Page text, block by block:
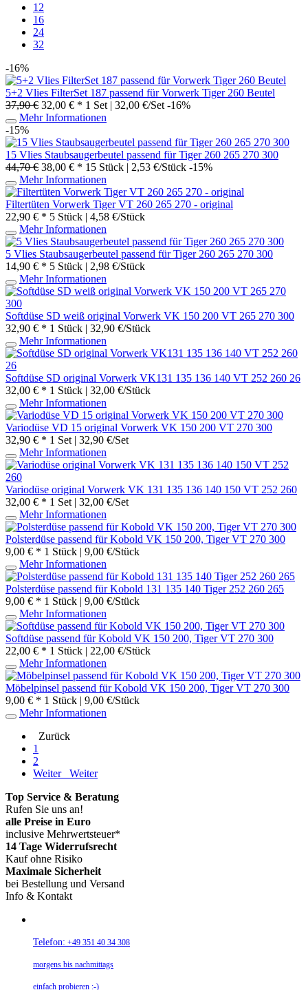
12
16
24
32
-16%
5+2 Vlies FilterSet 187 passend für Vorwerk Tiger 260 Beutel
37,90 € 32,00 € * 1 Set | 32,00 €/Set -16%
Mehr Informationen
-15%
15 Vlies Staubsaugerbeutel passend für Tiger 260 265 270 300
44,70 € 38,00 € * 15 Stück | 2,53 €/Stück -15%
Mehr Informationen
Filtertüten Vorwerk Tiger VT 260 265 270 - original
22,90 € * 5 Stück | 4,58 €/Stück
Mehr Informationen
5 Vlies Staubsaugerbeutel passend für Tiger 260 265 270 300
14,90 € * 5 Stück | 2,98 €/Stück
Mehr Informationen
Softdüse SD weiß original Vorwerk VK 150 200 VT 265 270 300
32,90 € * 1 Stück | 32,90 €/Stück
Mehr Informationen
Softdüse SD original Vorwerk VK131 135 136 140 VT 252 260 26
32,00 € * 1 Stück | 32,00 €/Stück
Mehr Informationen
Variodüse VD 15 original Vorwerk VK 150 200 VT 270 300
32,90 € * 1 Set | 32,90 €/Set
Mehr Informationen
Variodüse original Vorwerk VK 131 135 136 140 150 VT 252 260
32,00 € * 1 Set | 32,00 €/Set
Mehr Informationen
Polsterdüse passend für Kobold VK 150 200, Tiger VT 270 300
9,00 € * 1 Stück | 9,00 €/Stück
Mehr Informationen
Polsterdüse passend für Kobold 131 135 140 Tiger 252 260 265
9,00 € * 1 Stück | 9,00 €/Stück
Mehr Informationen
Softdüse passend für Kobold VK 150 200, Tiger VT 270 300
22,00 € * 1 Stück | 22,00 €/Stück
Mehr Informationen
Möbelpinsel passend für Kobold VK 150 200, Tiger VT 270 300
9,00 € * 1 Stück | 9,00 €/Stück
Mehr Informationen
Zurück
1
2
Weiter
Weiter
Top Service & Beratung
Rufen Sie uns an!
alle Preise in Euro
inclusive Mehrwertsteuer*
14 Tage Widerrufsrecht
Kauf ohne Risiko
Maximale Sicherheit
bei Bestellung und Versand
Info & Kontakt
Telefon: +49 351 40 34 308
morgens bis nachmittags
einfach probieren :-)